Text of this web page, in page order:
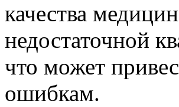
качества
недостаточной
что может
ошибкам.